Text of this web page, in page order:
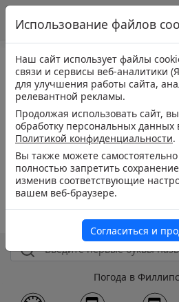
Погода в
Использование файлов
Наш сайт использует файлы
связи и сервисы веб-аналитики
для улучшения работы сайта,
релевантной рекламы.
Продолжая использовать сайт,
обработку персональных данных
Политикой конфиденциальности.
Вы также можете
полностью запретить
изменив соответствующие
вашем веб-браузере.
Согласиться и